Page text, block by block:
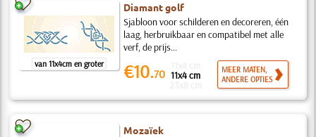
van 11x4cm en groter
Diamant golf
Sjabloon voor schilderen en decoreren, één
laag, herbruikbaar en compatibel met alle
verf, de prijs...
€10.70 11x4 cm
MEER MATEN,
ANDERE OPTIES
Mozaïek